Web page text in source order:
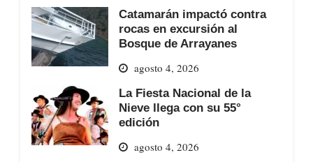
Catamarán impactó contra
rocas en excursión al
Bosque de Arrayanes
agosto 4, 2026
La Fiesta Nacional de la
Nieve llega con su 55°
edición
agosto 4, 2026